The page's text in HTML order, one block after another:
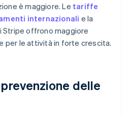
è maggiore. Le tariffe
internazionali e la
Stripe offrono maggiore
per le attività in forte crescita.
delle